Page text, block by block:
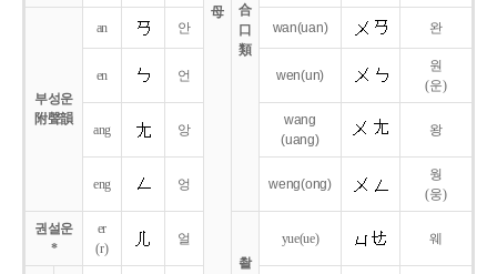
母
合
口
類
부성운
附聲韻
an 안 wan(uan) 완
en 언 wen(un)
원
(운)
ang 앙
wang
(uang)
왕
eng 엉 weng(ong)
웡
(웅)
권설운
*
er
(r)
얼
촬
yue(ue) 웨